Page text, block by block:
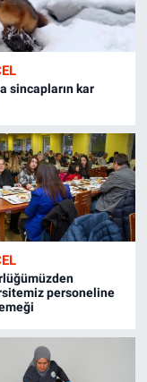
sincapların kar
personeline